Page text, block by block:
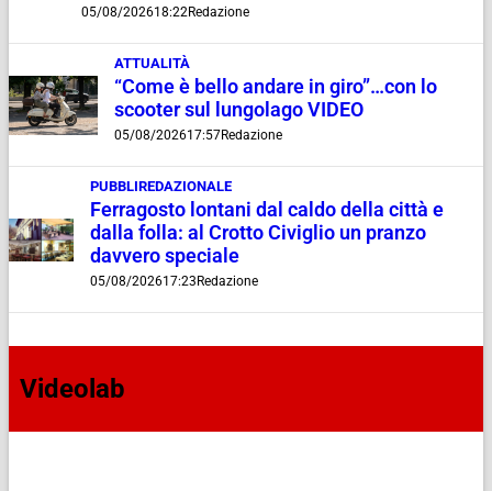
05/08/202618:22Redazione
ATTUALITÀ
“Come è bello andare in giro”…con lo
scooter sul lungolago VIDEO
05/08/202617:57Redazione
PUBBLIREDAZIONALE
Ferragosto lontani dal caldo della città e
dalla folla: al Crotto Civiglio un pranzo
davvero speciale
05/08/202617:23 Redazione
Videolab